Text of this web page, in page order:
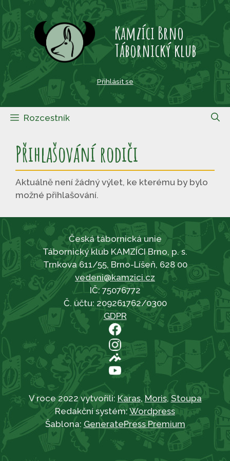
Přeskočit
obsah
Kamzíci Brno
Tábornický klub
Přihlásit se
Rozcestník
Přihlašování rodiči
Aktuálně není žádný výlet, ke kterému by bylo
možné přihlašování.
Česká tábornická unie
Tábornický klub KAMZÍCI Brno, p. s.
Trnkova 611/55, Brno-Líšeň, 628 00
vedeni@kamzici.cz
IČ: 75076772
Č. účtu: 209261762/0300
GDPR
V roce 2022 vytvořili: Karas,Moris, Stoupa
Redakční systém:Wordpress
Šablona: GeneratePress Premium